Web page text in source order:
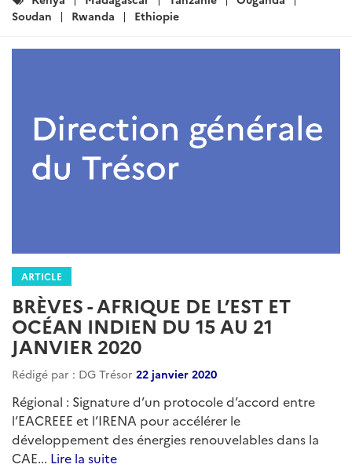
:
Soudan
Rwanda Ethiopie
ARTICLE
BRÈVES - AFRIQUE DE L’EST ET
OCÉAN INDIEN DU 15 AU 21
JANVIER 2020
Rédigé par : DG Trésor 22 janvier 2020
Régional : Signature d’un protocole d’accord entre
l’EACREEE et l’IRENA pour accélérer le
développement des énergies renouvelables dans la
CAE... Lire la suite